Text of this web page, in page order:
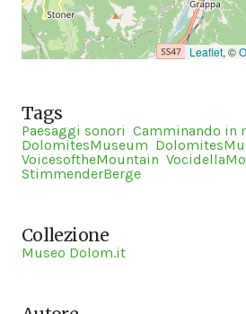
Leaflet, ©
Tags
Paesaggi sonori Camminando in
DolomitesMuseum
VoicesoftheMountain
StimmenderBerge
Collezione
Museo Dolom.it